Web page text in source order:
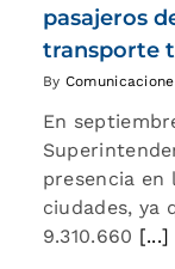
pasajeros
transporte
By
En
presencia
ciudades, ya
9.310.660 [...]